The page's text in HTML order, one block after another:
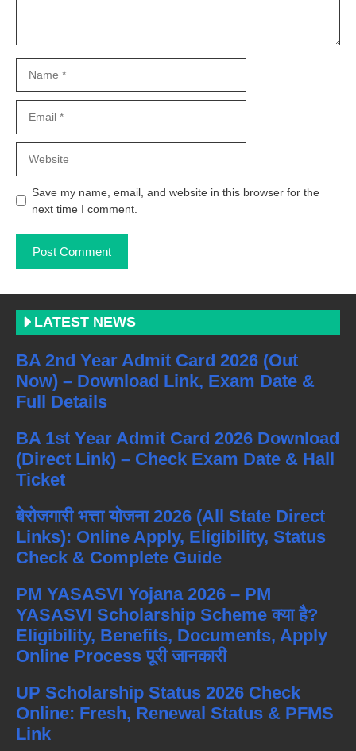
Save my name, email, and website in this browser for the
next time I comment.
LATEST NEWS
BA 2nd Year Admit Card 2026 (Out
Now) – Download Link, Exam Date &
Full Details
BA 1st Year Admit Card 2026 Download
(Direct Link) – Check Exam Date & Hall
Ticket
बेरोजगारी भत्ता योजना 2026 (All State Direct
Links): Online Apply, Eligibility, Status
Check & Complete Guide
PM YASASVI Yojana 2026 – PM
YASASVI Scholarship Scheme क्या है?
Eligibility, Benefits, Documents, Apply
Online Process पूरी जानकारी
UP Scholarship Status 2026 Check
Online: Fresh, Renewal Status & PFMS
Link